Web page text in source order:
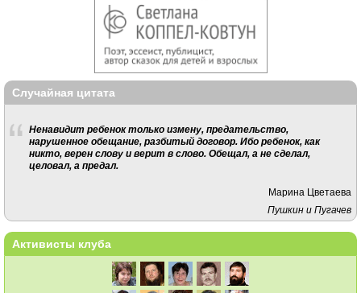
Случайная цитата
Ненавидит ребенок только измену, предательство,
нарушенное обещание, разбитый договор. Ибо ребенок, как
никто, верен слову и верит в слово. Обещал, а не сделал,
целовал, а предал.
Марина Цветаева
Пушкин и Пугачев
Активисты клуба